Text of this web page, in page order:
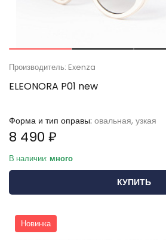
Производитель: Exenza
ELEONORA P01 new
Форма и тип оправы: овальная, узкая
8 490 ₽
В наличии: много
КУПИТЬ
Новинка